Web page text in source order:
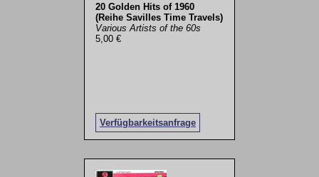
20 Golden Hits of 1960
(Reihe Savilles Time Travels)
Various Artists of the 60s
5,00 €
Verfügbarkeitsanfrage